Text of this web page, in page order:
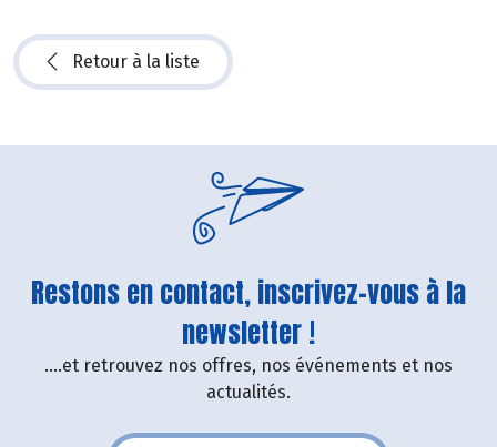
Retour à la liste
Restons en contact, inscrivez-vous à la
newsletter !
....et retrouvez nos offres, nos événements et nos
actualités.